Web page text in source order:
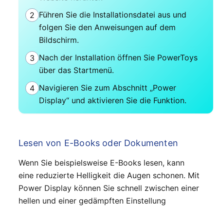
2 Führen Sie die Installationsdatei aus und
folgen Sie den Anweisungen auf dem
Bildschirm.
3 Nach der Installation öffnen Sie PowerToys
über das Startmenü.
4 Navigieren Sie zum Abschnitt „Power
Display“ und aktivieren Sie die Funktion.
Lesen von E-Books oder Dokumenten
Wenn Sie beispielsweise E-Books lesen, kann
eine reduzierte Helligkeit die Augen schonen. Mit
Power Display können Sie schnell zwischen einer
hellen und einer gedämpften Einstellung